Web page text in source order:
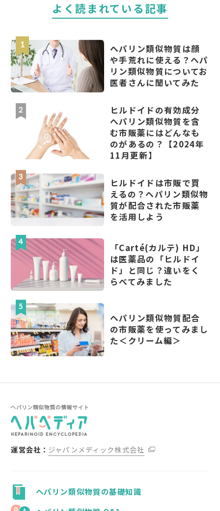
よく読まれている記事
ヘパリン類似物質は顔
や手荒れに使える？ヘパ
リン類似物質についてお
医者さんに聞いてみた
ヒルドイドの有効成分
ヘパリン類似物質を含
む市販薬にはどんなも
のがあるの？【2024年
11月更新】
ヒルドイドは市販で買
えるの？ヘパリン類似物
質が配合された市販薬
を活用しよう
「Carté(カルテ) HD」
は医薬品の「ヒルドイ
ド」と同じ？違いをく
らべてみました
ヘパリン類似物質配合
の市販薬を使ってみまし
た＜クリーム編＞
運営会社： ジャパンメディック株式会社
ヘパリン類似物質の基礎知識